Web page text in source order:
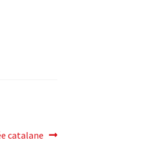
catalane